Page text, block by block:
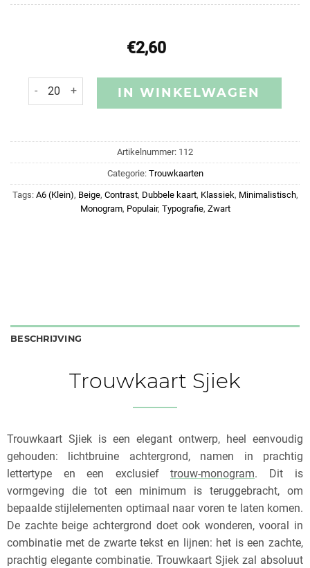
€2,60
IN WINKELWAGEN
Artikelnummer: 112
Categorie: Trouwkaarten
Tags: A6 (Klein), Beige, Contrast, Dubbele kaart, Klassiek, Minimalistisch,
Monogram, Populair, Typografie, Zwart
BESCHRIJVING
Trouwkaart Sjiek
Trouwkaart Sjiek is een elegant ontwerp, heel eenvoudig
gehouden: lichtbruine achtergrond, namen in prachtig
lettertype en een exclusief trouw-monogram. Dit is
vormgeving die tot een minimum is teruggebracht, om
bepaalde stijlelementen optimaal naar voren te laten komen.
De zachte beige achtergrond doet ook wonderen, vooral in
combinatie met de zwarte tekst en lijnen: het is een zachte,
prachtig elegante combinatie. Trouwkaart Sjiek zal absoluut